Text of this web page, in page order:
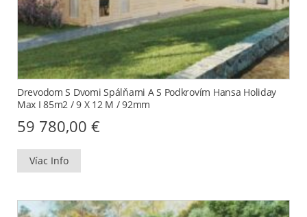
Drevodom S Dvomi Spálňami A S Podkrovím Hansa Holiday
Max I 85m2 / 9 X 12 M / 92mm
59 780,00 €
Víac Info